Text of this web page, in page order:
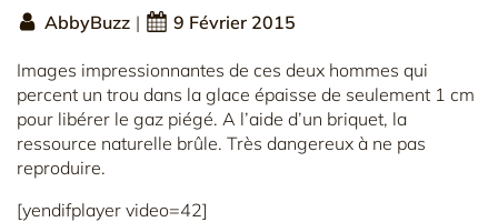
AbbyBuzz | 9 Février 2015
Images impressionnantes de ces deux hommes qui
percent un trou dans la glace épaisse de seulement 1 cm
pour libérer le gaz piégé. A l’aide d’un briquet, la
ressource naturelle brûle. Très dangereux à ne pas
reproduire.
[yendifplayer video=42]